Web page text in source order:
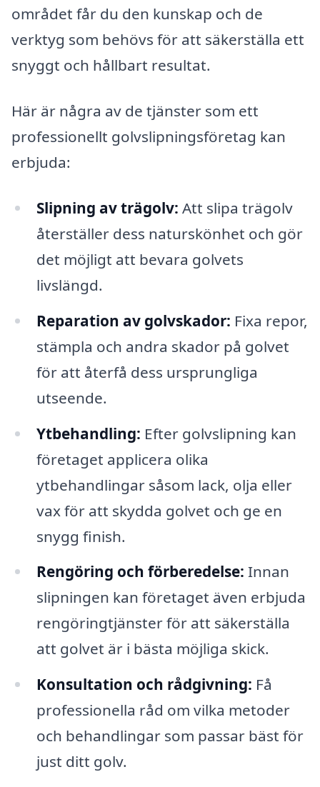
området får du den kunskap och de
verktyg som behövs för att säkerställa ett
snyggt och hållbart resultat.
Här är några av de tjänster som ett
professionellt golvslipningsföretag kan
erbjuda:
Slipning av trägolv: Att slipa trägolv
återställer dess naturskönhet och gör
det möjligt att bevara golvets
livslängd.
Reparation av golvskador: Fixa repor,
stämpla och andra skador på golvet
för att återfå dess ursprungliga
utseende.
Ytbehandling: Efter golvslipning kan
företaget applicera olika
ytbehandlingar såsom lack, olja eller
vax för att skydda golvet och ge en
snygg finish.
Rengöring och förberedelse: Innan
slipningen kan företaget även erbjuda
rengöringtjänster för att säkerställa
att golvet är i bästa möjliga skick.
Konsultation och rådgivning: Få
professionella råd om vilka metoder
och behandlingar som passar bäst för
just ditt golv.